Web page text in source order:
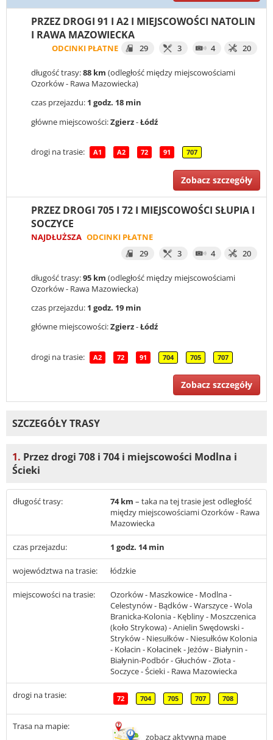
PRZEZ DROGI 91 I A2 I MIEJSCOWOŚCI NATOLIN
I RAWA MAZOWIECKA
ODCINKI PŁATNE 29 3 4 20
długość trasy:88 km (odległość między miejscowościami
Ozorków - Rawa Mazowiecka)
czas przejazdu: 1 godz. 18 min
główne miejscowości:Zgierz-Łódź
drogi na trasie: A1 A2 72 91 707
Zobacz szczegóły
PRZEZ DROGI 705 I 72 I MIEJSCOWOŚCI SŁUPIA I
SOCZYCE
NAJDŁUŻSZA ODCINKI PŁATNE
29
3 4 20
długość trasy:95 km (odległość między miejscowościami
Ozorków - Rawa Mazowiecka)
czas przejazdu: 1 godz. 19 min
główne miejscowości:Zgierz-Łódź
drogi na trasie: A2 72 91 704 705 707
Zobacz szczegóły
SZCZEGÓŁY TRASY
1. Przez drogi 708 i 704 i miejscowości Modlna i
Ścieki
długość trasy: 74 km – taka na tej trasie jest odległość
między miejscowościami Ozorków - Rawa
Mazowiecka
czas przejazdu: 1 godz. 14 min
województwa na trasie: łódzkie
miejscowości na trasie:
Ozorków - Maszkowice - Modlna -
Celestynów - Bądków - Warszyce - Wola
Branicka-Kolonia - Kębliny - Moszczenica
(koło Strykowa) - Anielin Swędowski -
Stryków - Niesułków - Niesułków Kolonia
- Kołacin - Kołacinek - Jeżów - Białynin -
Białynin-Podbór - Głuchów - Złota -
Soczyce - Ścieki - Rawa Mazowiecka
drogi na trasie: 72 704 705 707 708
Trasa na mapie:
zobacz aktywną mapę